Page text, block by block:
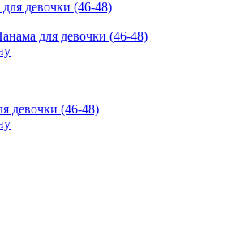
для девочки (46-48)
девочки (46-48)